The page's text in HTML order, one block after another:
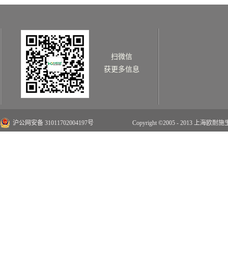
扫微信
获更多信息
沪公网安备 31011702004197号 Copyright ©2005 - 2013 上海欧耐施